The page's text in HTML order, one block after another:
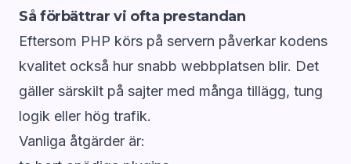
Så förbättrar vi ofta prestandan
Eftersom PHP körs på servern påverkar kodens
kvalitet också hur snabb webbplatsen blir. Det
gäller särskilt på sajter med många tillägg, tung
logik eller hög trafik.
Vanliga åtgärder är: